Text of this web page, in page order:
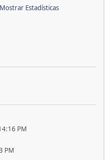
Mostrar Estadísticas
PM
PM